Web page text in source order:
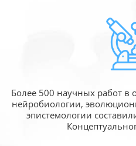
Более 500 научных работ в
нейробиологии,
эпистемологии